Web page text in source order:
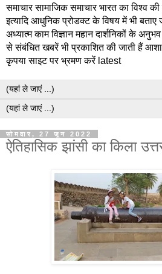
समाचार सामाजिक समाचार भारत का विश्व
इत्यादि आधुनिक प्रोडक्ट के विषय में भी बताए
अध्यात्म काम विज्ञान महान दार्शनिकों के
से संबंधित खबरें भी प्रकाशित की जाती हैं
कृपया साइट पर भ्रमण करें latest
सोमवार, 27 जून 2022
ऐतिहासिक झांसी का किला